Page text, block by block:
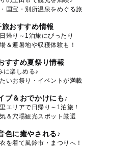
国宝・別所温泉をめぐる旅
おすすめ情報
帰り～1泊旅にぴったり
＆避暑地や収穫体験も！
すすめ夏祭り情報
に楽しめる♪
いお祭り・イベントが満載
ブ＆おでかけにも♪
エリアで日帰り～1泊旅！
＆穴場観光スポット厳選
色に癒やされる♪
を着て風鈴市・まつりへ！